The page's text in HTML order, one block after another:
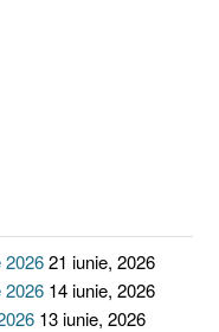
202621 iunie, 2026
2026 14 iunie, 2026
13 iunie, 2026